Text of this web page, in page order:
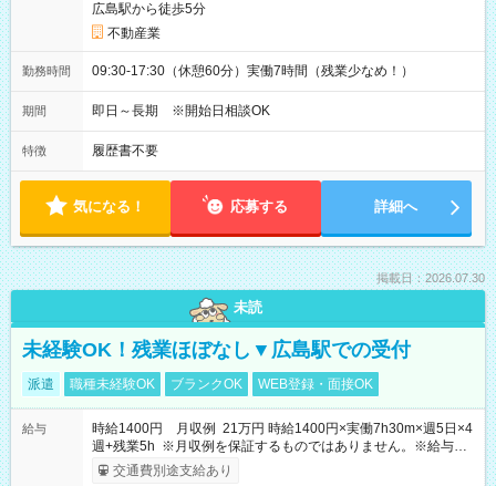
広島駅から徒歩5分
不動産業
勤務時間 09:30-17:30（休憩60分）実働7時間（残業少なめ！）
期間 即日～長期 ※開始日相談OK
特徴 履歴書不要
気になる！ 応募する 詳細へ
掲載日：2026.07.30
未読
未経験OK！残業ほぼなし▼広島駅での受付
派遣 職種未経験OK ブランクOK WEB登録・面接OK
給与
時給1400円 月収例 21万円 時給1400円×実働7h30m×週5日×4
週+残業5h ※月収例を保証するものではありません。※給与即
受取りサービス利用可（利用条件有）
交通費別途支給あり